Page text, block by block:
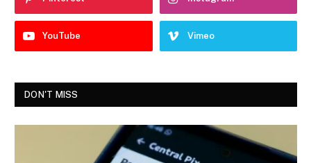
YouTube Vimeo
DON'T MISS